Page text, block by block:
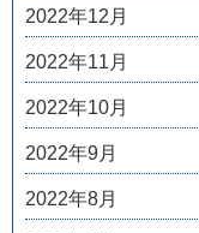
2022年12月
2022年11月
2022年10月
2022年9月
2022年8月